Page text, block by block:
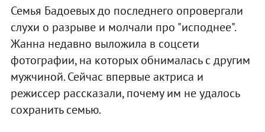
Семья Бадоевых до последнего опровергали
слухи о разрыве и молчали про "исподнее".
Жанна недавно выложила в соцсети
фотографии, на которых обнималась с другим
мужчиной. Сейчас впервые актриса и
режиссер рассказали, почему им не удалось
сохранить семью.